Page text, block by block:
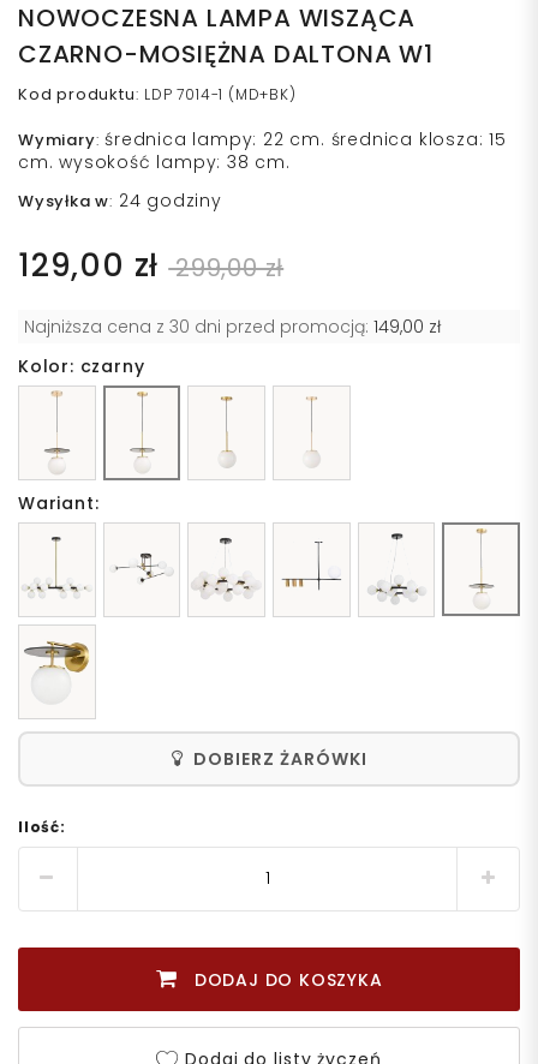
NOWOCZESNA LAMPA WISZĄCA
CZARNO-MOSIĘŻNA DALTONA W1
Kod produktu: LDP 7014-1 (MD+BK)
Wymiary: średnica lampy: 22 cm. średnica klosza: 15
cm. wysokość lampy: 38 cm.
Wysyłka w: 24 godziny
129,00 zł 299,00 zł
Najniższa cena z 30 dni przed promocją: 149,00 zł
Kolor: czarny
Wariant:
DOBIERZ ŻARÓWKI
Ilość:
DODAJ DO KOSZYKA
Dodaj do listy życzeń